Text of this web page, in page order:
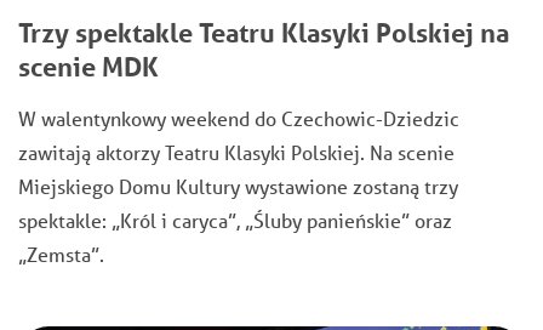
Trzy spektakle Teatru Klasyki Polskiej na
scenie MDK
W walentynkowy weekend do Czechowic-Dziedzic
zawitają aktorzy Teatru Klasyki Polskiej. Na scenie
Miejskiego Domu Kultury wystawione zostaną trzy
spektakle: „Król i caryca”, „Śluby panieńskie” oraz
„Zemsta”.